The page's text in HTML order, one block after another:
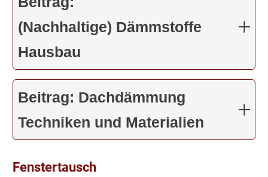
(Nachhaltige) Dämmstoffe
Hausbau
Beitrag: Dachdämmung
Techniken und Materialien
Fenstertausch